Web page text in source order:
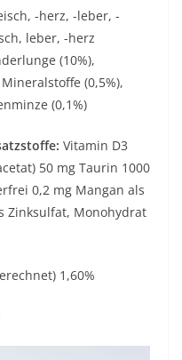
-herz, -leber, -
leber, -herz
(10%),
(0,5%),
(0,1%)
Vitamin D3
50 mg Taurin 1000
0,2 mg Mangan als
Zinksulfat, Monohydrat
1,60%